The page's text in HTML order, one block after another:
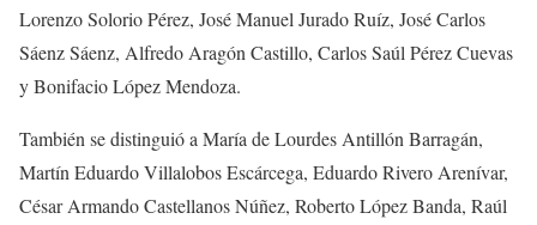
Lorenzo Solorio Pérez, José Manuel Jurado Ruíz, José Carlos
Sáenz Sáenz, Alfredo Aragón Castillo, Carlos Saúl Pérez Cuevas
y Bonifacio López Mendoza.
También se distinguió a María de Lourdes Antillón Barragán,
Martín Eduardo Villalobos Escárcega, Eduardo Rivero Arenívar,
César Armando Castellanos Núñez, Roberto López Banda, Raúl